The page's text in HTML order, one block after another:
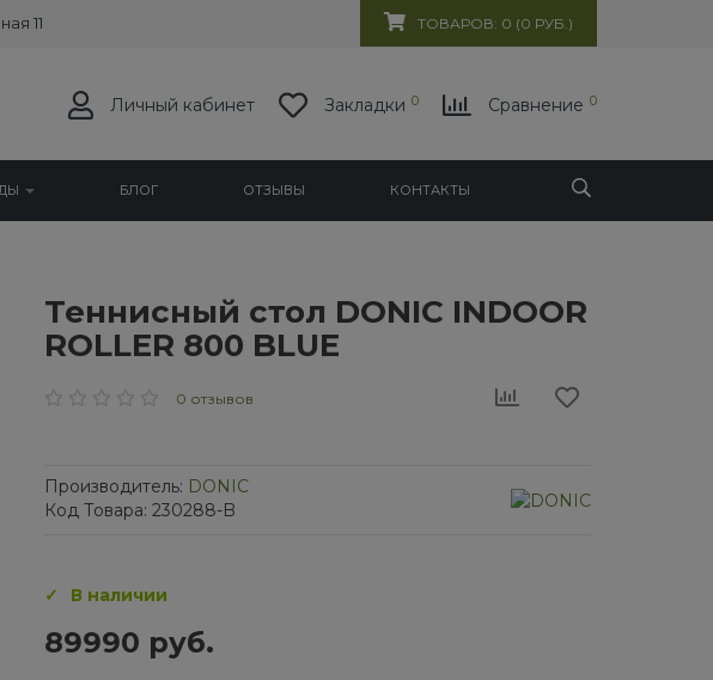
11 ТОВАРОВ: 0 (0 РУБ.)
Личный кабинет Закладки 0 Сравнение 0
БЛОГ ОТЗЫВЫ КОНТАКТЫ
Теннисный стол DONIC INDOOR
ROLLER 800 BLUE
0 отзывов
Производитель: DONIC
Код Товара: 230288-B
В наличии
89990 руб.